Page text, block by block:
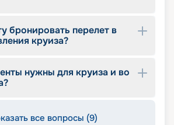
бронировать перелет в
круиза?
нужны для круиза и во
все вопросы (9)